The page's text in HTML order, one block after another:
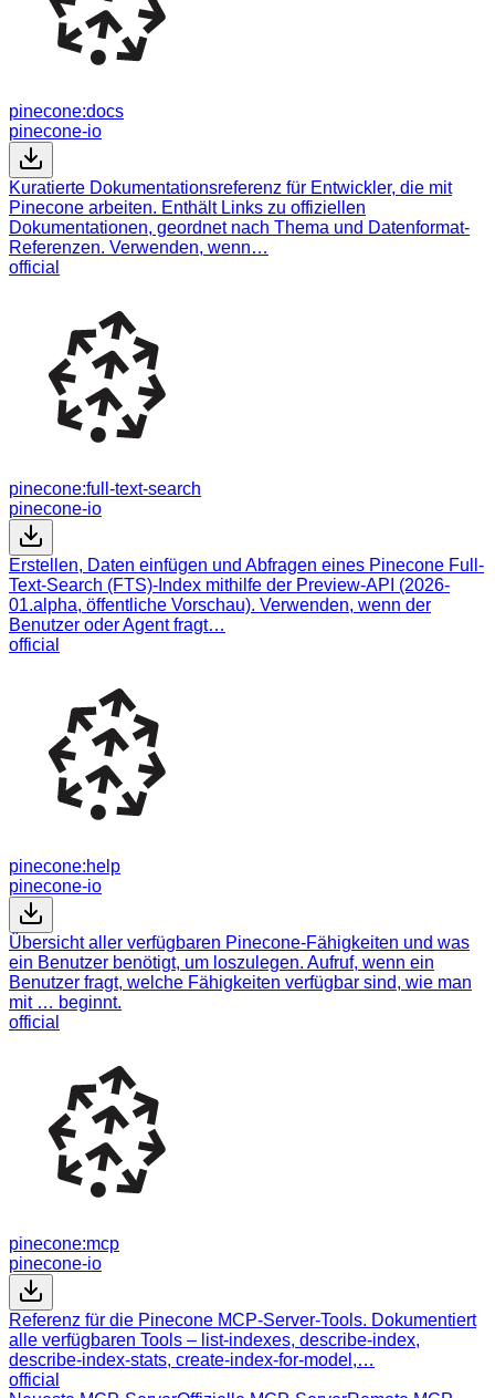
pinecone:docs
pinecone-io
Kuratierte Dokumentationsreferenz für Entwickler, die mit
Pinecone arbeiten. Enthält Links zu offiziellen
Dokumentationen, geordnet nach Thema und Datenformat-
Referenzen. Verwenden, wenn…
official
pinecone:full-text-search
pinecone-io
Erstellen, Daten einfügen und Abfragen eines Pinecone Full-
Text-Search (FTS)-Index mithilfe der Preview-API (2026-
01.alpha, öffentliche Vorschau). Verwenden, wenn der
Benutzer oder Agent fragt…
official
pinecone:help
pinecone-io
Übersicht aller verfügbaren Pinecone-Fähigkeiten und was
ein Benutzer benötigt, um loszulegen. Aufruf, wenn ein
Benutzer fragt, welche Fähigkeiten verfügbar sind, wie man
mit … beginnt.
official
pinecone:mcp
pinecone-io
Referenz für die Pinecone MCP-Server-Tools. Dokumentiert
alle verfügbaren Tools – list-indexes, describe-index,
describe-index-stats, create-index-for-model,…
official